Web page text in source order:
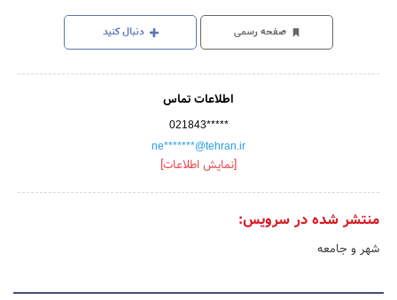
صفحه رسمی دنبال کنید
اطلاعات تماس
021843*****
ne*******@tehran.ir
[نمایش اطلاعات]
منتشر شده در سرویس:
شهر و جامعه